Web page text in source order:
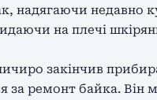
надягаючи недавно
на плечі
закінчив
за ремонт байка. Він